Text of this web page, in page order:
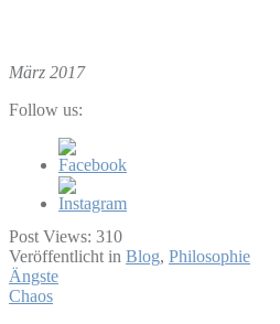
März 2017
Follow us:
Post Views: 310
Veröffentlicht in Blog, Philosophie
Beitragsnavigation
Ängste
Chaos